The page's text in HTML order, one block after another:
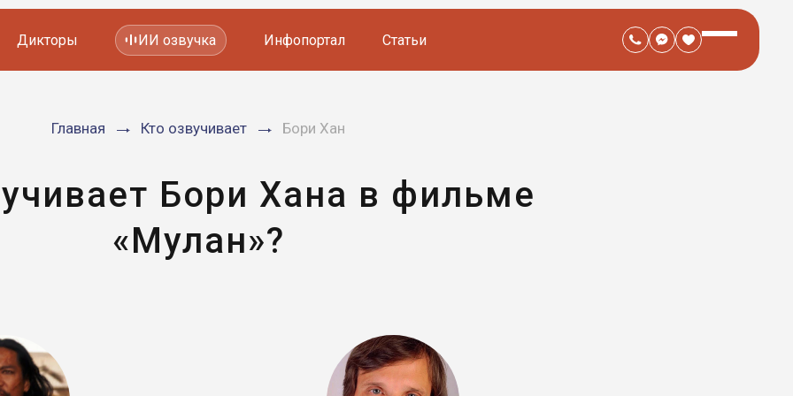
Мультфильмов
Дикторы ИИ озвучка Инфопортал Статьи
Главная Кто озвучивает Бори Хан
Бори Хана в фильме
«Мулан»?